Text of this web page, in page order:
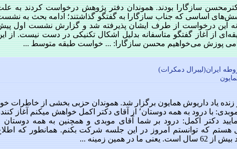
سازگارا بودند. هموندان دفتر پژوهش درخواست کردند به
اساسی که جناب سازگارا به گفتگو گذاشتند؛ ادامه بحث به
این درخواست از طرف ایشان پذیرفته شد و گزارش نشست اول
از آغاز گفتگو متاسفانه بدلیل اشکال تکنیکی در دست نیست. از
پوزش می‌خواهیم محسن سازگارا: ... خواست طبقه متوسط ...
زنده یاد داریوش همایون برگزار شد. هموندان حزبی بخشی از خاطرات
از آقای همایون مطرح کردند. موبدی: با درود به همه دوستان٬ از آقای دکتر اکمل خواهش میکنم آغاز
دکتر اکمل: درود بر شما آقای موبدی و همچنین به همه دوستان
هستم که توانستم امروز در این جلسه شرکت بکنم. همانطور که
همین زمینه ...